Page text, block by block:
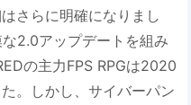
さらに明確になりまし
2.0アップデートを組み
の主力FPS RPGは2020
。しかし、サイバーパン